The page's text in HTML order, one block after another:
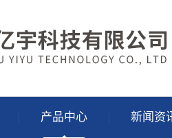
产品中心 新闻资